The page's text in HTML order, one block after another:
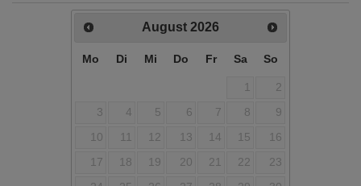
August 2026
Mo Di Mi Do Fr Sa So
1
2
3
4 5 6 7 8
9
10
11 12 13 14 15
16
17
18 19 20 21 22
23